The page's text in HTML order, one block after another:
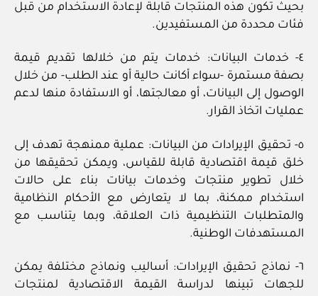
بحيث تكون هذه المنتجات قابلة لإعادة الاستخدام من قبل
فئات محددة من المستفيدين.
٤- خدمات البيانات: خدمات يتم من خلالها تقديم قيمة
بصفة مستمرة -سواء أكانت حالية أو عند الطلب- من خلال
الوصول إلى البيانات، أو معالجتها، أو الاستفادة منها لدعم
عمليات اتخاذ القرار.
٥- تحقيق الإيرادات من البيانات: عملية ممنهجة تهدف إلى
خلق قيمة اقتصادية قابلة للقياس، ويمكن تحقيقها من
خلال تطوير منتجات وخدمات بيانات بناء على حالات
استخدام ممكنة، بما لا يتعارض مع الأحكام النظامية
والمتطلبات التنظيمية ذات العلاقة، وبما يتناسب مع
المستهدفات الوطنية.
٦- نماذج تحقيق الإيرادات: أساليب ونماذج مختلفة يمكن
للجهات تبينها لدراسة القيمة الاقتصادية لمنتجات